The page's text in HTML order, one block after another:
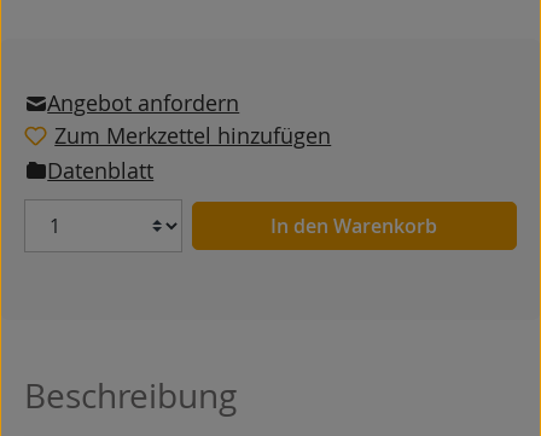
Angebot anfordern
Zum Merkzettel hinzufügen
Datenblatt
Anzahl In den Warenkorb
Beschreibung